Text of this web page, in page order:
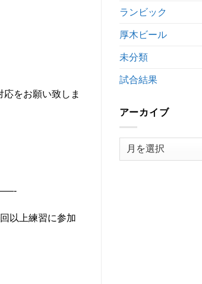
をお願い致しま
以上練習に参加
フ
間
お
せ
は
ランビック
厚木ビール
未分類
試合結果
アーカイブ